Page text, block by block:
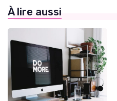
À lire aussi